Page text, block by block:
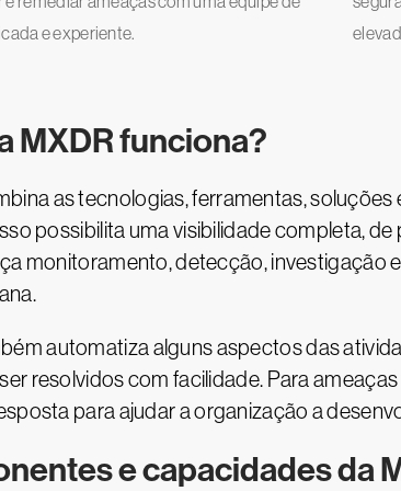
e experiente.
MXDR funciona?
as tecnologias, ferramentas,
possibilita uma visibilidade completa,
monitoramento, detecção, investigação
automatiza alguns aspectos das
resolvidos com facilidade. Para
para ajudar a organização a
e capacidades da